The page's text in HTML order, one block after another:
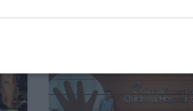
miasto jest jednym z
najbardziej narażonych
na upały